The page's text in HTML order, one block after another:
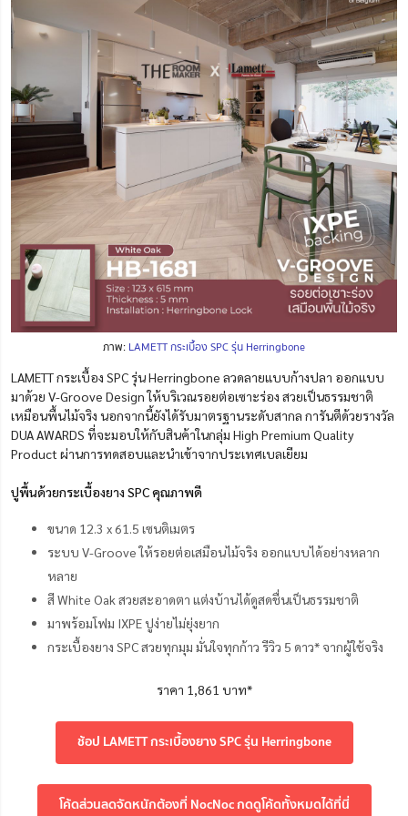
ภาพ: LAMETT กระเบื้อง SPC รุ่น Herringbone
LAMETT กระเบื้อง SPC รุ่น Herringbone ลวดลายแบบก้างปลา ออกแบบ
มาด้วย V-Groove Design ให้บริเวณรอยต่อเซาะร่อง สวยเป็นธรรมชาติ
เหมือนพื้นไม้จริง นอกจากนี้ยังได้รับมาตรฐานระดับสากล การันตีด้วยรางวัล
DUA AWARDS ที่จะมอบให้กับสินค้าในกลุ่ม High Premium Quality
Product ผ่านการทดสอบและนำเข้าจากประเทศเบลเยียม
ปูพื้นด้วยกระเบื้องยาง SPC คุณภาพดี
ขนาด 12.3 x 61.5 เซนติเมตร
ระบบ V-Groove ให้รอยต่อเสมือนไม้จริง ออกแบบได้อย่างหลาก
หลาย
สี White Oak สวยสะอาดตา แต่งบ้านได้ดูสดชื่นเป็นธรรมชาติ
มาพร้อมโฟม IXPE ปูง่ายไม่ยุ่งยาก
กระเบื้องยาง SPC สวยทุกมุม มั่นใจทุกก้าว รีวิว 5 ดาว* จากผู้ใช้จริง
ราคา 1,861 บาท*
ช้อป LAMETT กระเบื้องยาง SPC รุ่น Herringbone
โค้ดส่วนลดจัดหนักต้องที่ NocNoc กดดูโค้ดทั้งหมดได้ที่นี่